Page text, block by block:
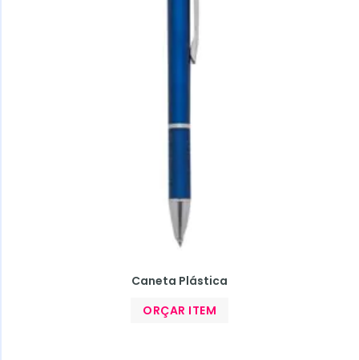
Caneta Plástica
ORÇAR ITEM